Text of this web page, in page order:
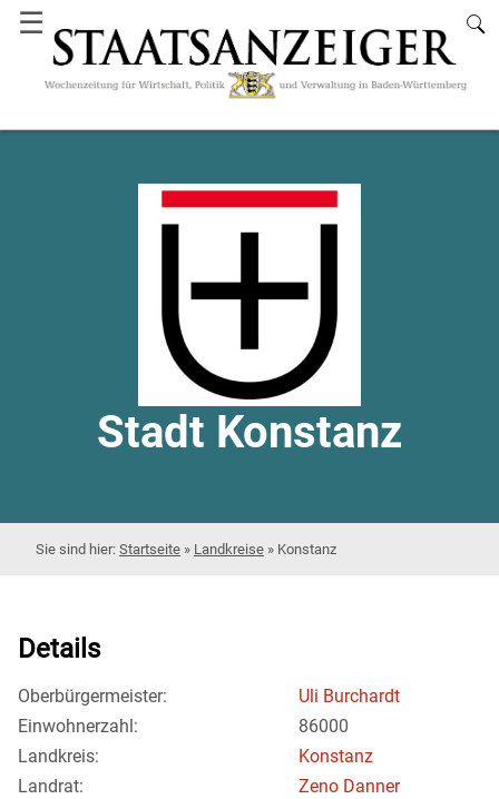
☰
Stadt Konstanz
Startseite » Landkreise » Konstanz
Details
Oberbürgermeister:
Uli Burchardt
Einwohnerzahl:
86000
Landkreis:
Konstanz
Landrat:
Zeno Danner